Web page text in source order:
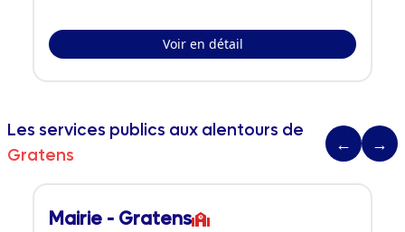
Voir en détail
Les services publics aux alentours de
Gratens
← →
Mairie - Gratens